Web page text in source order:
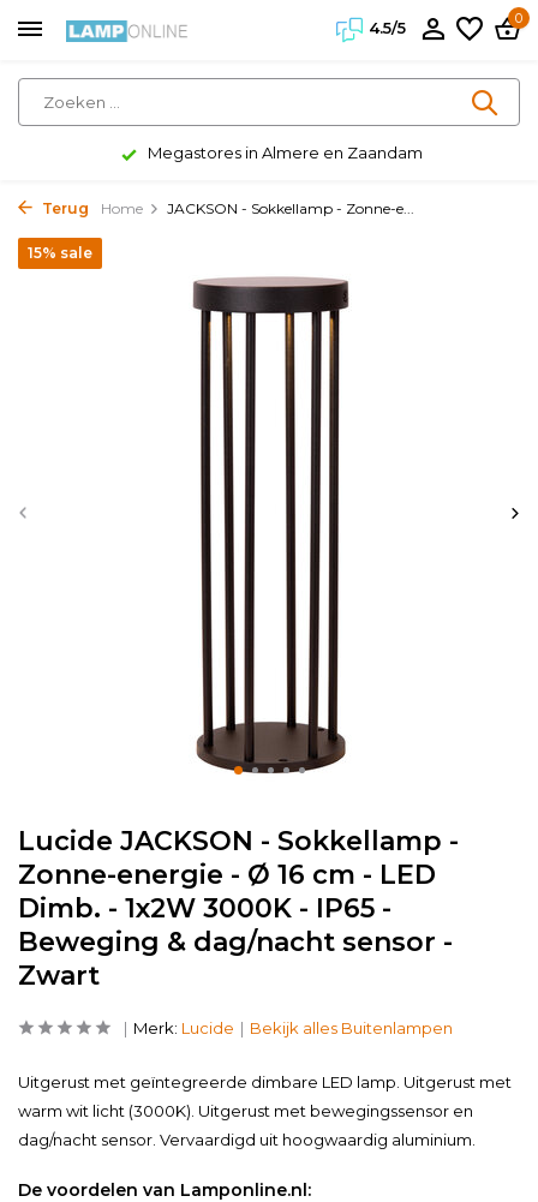
4.5/5
0
Megastores in Almere en Zaandam
Terug Home JACKSON - Sokkellamp - Zonne-e...
Lucide JACKSON - Sokkellamp -
Zonne-energie - Ø 16 cm - LED
Dimb. - 1x2W 3000K - IP65 -
Beweging & dag/nacht sensor -
Zwart
15% sale
Merk: Lucide Bekijk alles Buitenlampen
Uitgerust met geïntegreerde dimbare LED lamp. Uitgerust met
warm wit licht (3000K). Uitgerust met bewegingssensor en
dag/nacht sensor. Vervaardigd uit hoogwaardig aluminium.
De voordelen van Lamponline.nl: